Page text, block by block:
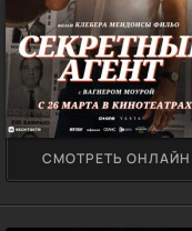
СМОТРЕТЬ ОНЛАЙН